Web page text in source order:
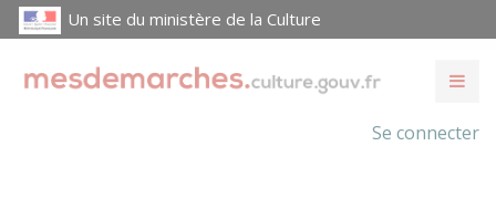
Un site du ministère de la Culture
Se connecter